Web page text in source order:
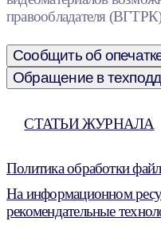
правообладателя
Сообщить об
Обращение в
СТАТЬИ ЖУРНАЛА
Политика обработки
На информационном
рекомендательные